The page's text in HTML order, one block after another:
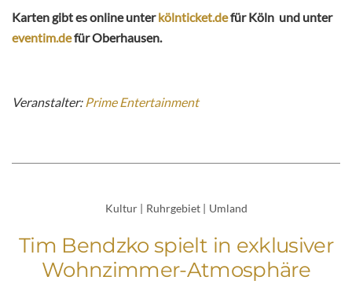
Karten gibt es online unterkölnticket.defür Köln und unter
eventim.defür Oberhausen.
Veranstalter:Prime Entertainment
Kultur | Ruhrgebiet | Umland
Tim Bendzko spielt in exklusiver
Wohnzimmer-Atmosphäre